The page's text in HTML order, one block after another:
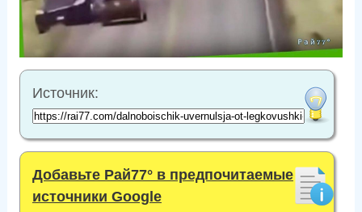
Источник:
Добавьте Рай77° в предпочитаемые
источники Google